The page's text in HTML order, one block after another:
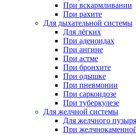
При вскармливании
При рахите
Для дыхательной системы
Для лёгких
При аденоидах
При ангине
При астме
При бронхите
При одышке
При пневмонии
При саркоидозе
При туберкулезе
Для желчной системы
Для желчного пузыря
При